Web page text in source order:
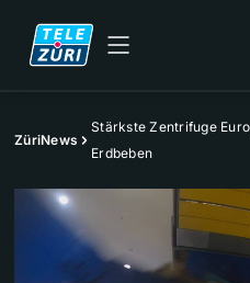
ZüriNews
Stärkste Zentrifuge
Erdbeben